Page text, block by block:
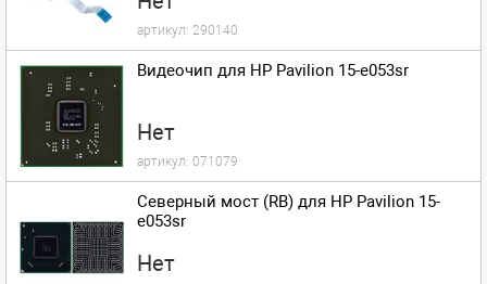
артикул: 290140
Видеочип для HP Pavilion 15-e053sr
Нет
артикул: 071079
Северный мост (RB) для HP Pavilion 15-
e053sr
Нет